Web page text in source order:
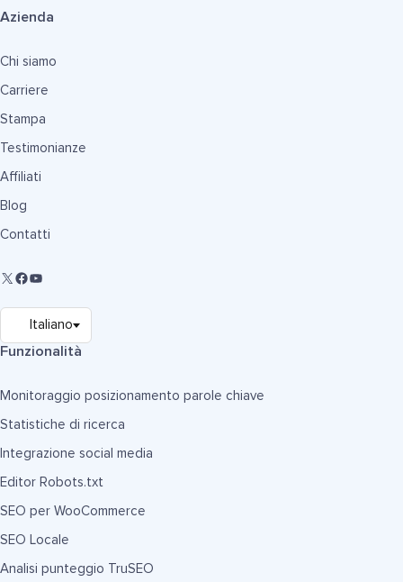
Azienda
Chi siamo
Carriere
Stampa
Testimonianze
Affiliati
Blog
Contatti
Funzionalità
Monitoraggio posizionamento parole chiave
Statistiche di ricerca
Integrazione social media
Editor Robots.txt
SEO per WooCommerce
SEO Locale
Analisi punteggio TruSEO